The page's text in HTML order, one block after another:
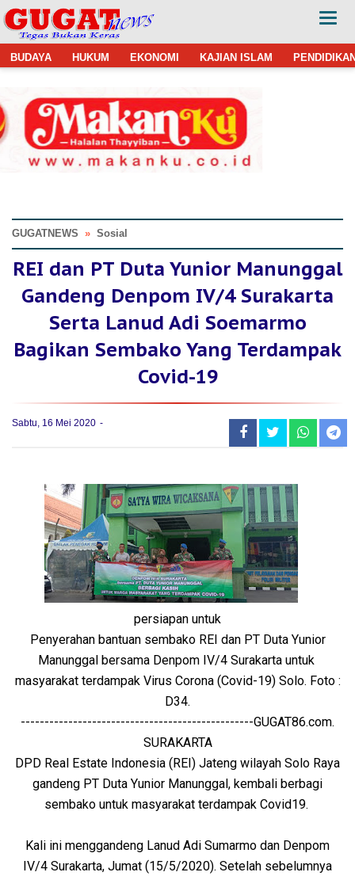
BUDAYA HUKUM EKONOMI KAJIAN ISLAM
GUGATNEWS » Sosial
REI dan PT Duta Yunior Manunggal
Gandeng Denpom IV/4 Surakarta
Serta Lanud Adi Soemarmo
Bagikan Sembako Yang Terdampak
Covid-19
Sabtu, 16 Mei 2020
persiapan untuk
Penyerahan bantuan sembako REI dan PT Duta Yunior
Manunggal bersama Denpom IV/4 Surakarta untuk
masyarakat terdampak Virus Corona (Covid-19) Solo. Foto :
D34.
-------------------------------------------------GUGAT86.com.
SURAKARTA
DPD Real Estate Indonesia (REI) Jateng wilayah Solo Raya
gandeng PT Duta Yunior Manunggal, kembali berbagi
sembako untuk masyarakat terdampak Covid19.
Kali ini menggandeng Lanud Adi Sumarmo dan Denpom
IV/4 Surakarta, Jumat (15/5/2020). Setelah sebelumnya